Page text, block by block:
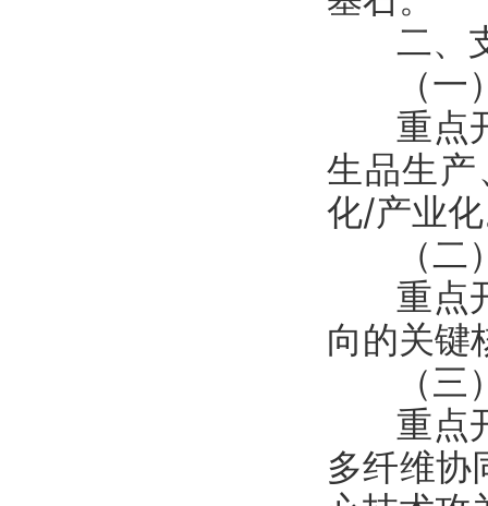
二、
（一）
重点开
生品生
化/产业
（二）
重点开
向的关键
（三）
重点开
多纤维协